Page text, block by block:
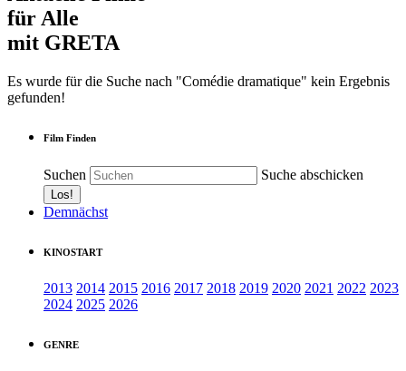
für Alle
mit GRETA
Es wurde für die Suche nach "Comédie dramatique" kein Ergebnis
gefunden!
Film Finden
Suchen Suche abschicken
Demnächst
KINOSTART
2013 2014 2015 2016 2017 2018 2019 2020 2021 2022 2023
2024 2025 2026
GENRE